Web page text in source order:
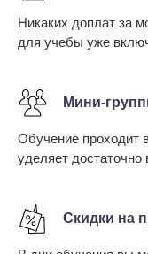
Никаких доплат за
для учебы уже
Мини-
Обучение проходит
уделяет
Скидки на